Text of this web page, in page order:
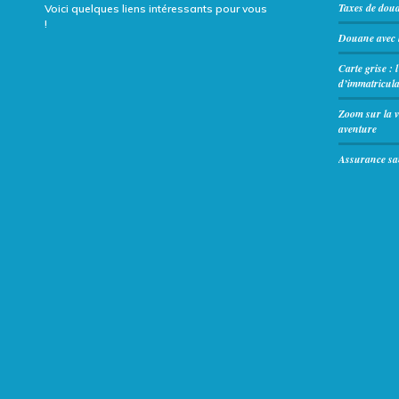
Voici quelques liens intéressants pour vous
!
Taxes de
Douane avec
Carte grise :
Zoom sur la
aventure
Assurance